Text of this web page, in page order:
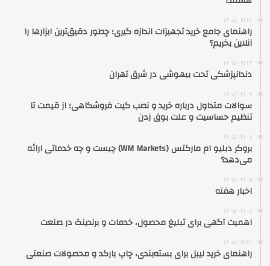
۱۴۰۵/۰۴/۱۴
راهنمای جامع خرید تجهیزات اندازه گیری؛ چطور دقیق‌ترین ابزارها را
آنلاین بخریم؟
۱۴۰۵/۰۴/۱۳
دندانپزشکی تحت بیهوشی در شرق تهران
۱۴۰۵/۰۴/۰۹
سوالات متداول درباره خرید و نصب گیت فروشگاهی؛ از قیمت تا
تنظیم حساسیت و علت بوق زدن
۱۴۰۵/۰۴/۰۶
بروکر دبلیو ام مارکتس (WM Markets) چیست و چه خدماتی ارائه
می‌دهد؟
۱۴۰۵/۰۴/۰۵
اخبار هفته
۱۴۰۵/۰۴/۰۵
اهمیت آگهی برای تبلیغ محصول، خدمات و برندینگ در صنعت
۱۴۰۵/۰۳/۳۰
راهنمای خرید لیبل برای بسته‌بندی، چاپ بارکد و محصولات صنعتی